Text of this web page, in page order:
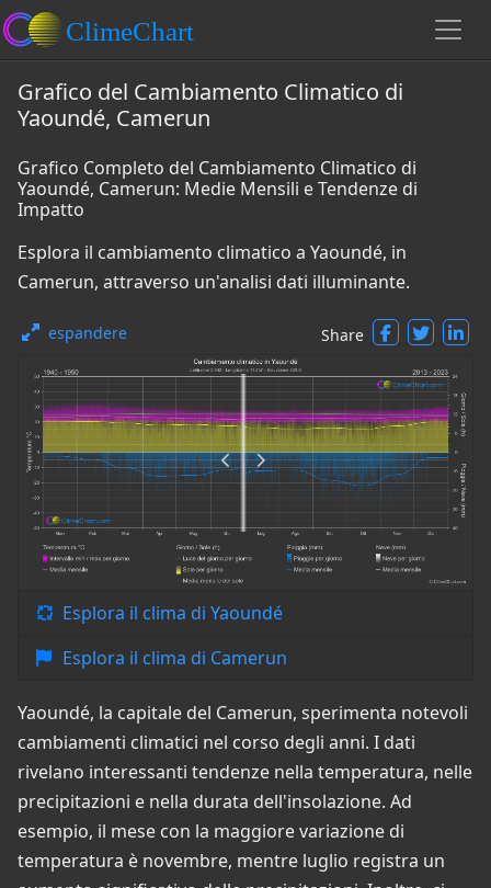
Grafico del Cambiamento Climatico di
Yaoundé, Camerun
Grafico Completo del Cambiamento Climatico di
Yaoundé, Camerun: Medie Mensili e Tendenze di
Impatto
Esplora il cambiamento climatico a Yaoundé, in
Camerun, attraverso un'analisi dati illuminante.
espandere Share
Esplora il clima di Yaoundé
Esplora il clima di Camerun
Yaoundé, la capitale del Camerun, sperimenta notevoli
cambiamenti climatici nel corso degli anni. I dati
rivelano interessanti tendenze nella temperatura, nelle
precipitazioni e nella durata dell'insolazione. Ad
esempio, il mese con la maggiore variazione di
temperatura è novembre, mentre luglio registra un